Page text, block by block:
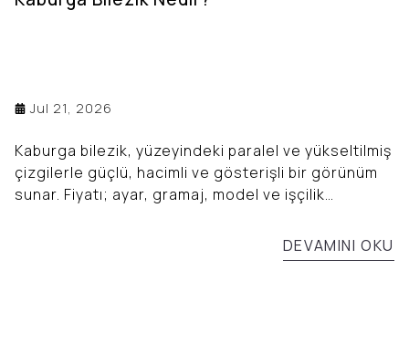
Jul 21, 2026
Kaburga bilezik, yüzeyindeki paralel ve yükseltilmiş
çizgilerle güçlü, hacimli ve gösterişli bir görünüm
sunar. Fiyatı; ayar, gramaj, model ve işçilik
DEVAMINI OKU